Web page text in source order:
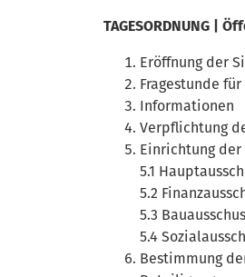
TAGESORDNUNG |
Eröffnung der
Fragestunde
Informationen
Verpflichtung
Einrichtung der
5.1
5.2
5.3
5.4
Bestimmung